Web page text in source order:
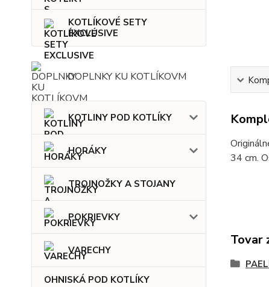
KOTLÍKOVÉ SETY
EXCLUSIVE
DOPLNKY KU KOTLÍKOVM
KOTLINY POD KOTLÍKY
HORÁKY
TROJNOŽKY A STOJANY
POKRIEVKY
VARECHY
OHNISKÁ POD KOTLÍKY
34 cm.
Tovar